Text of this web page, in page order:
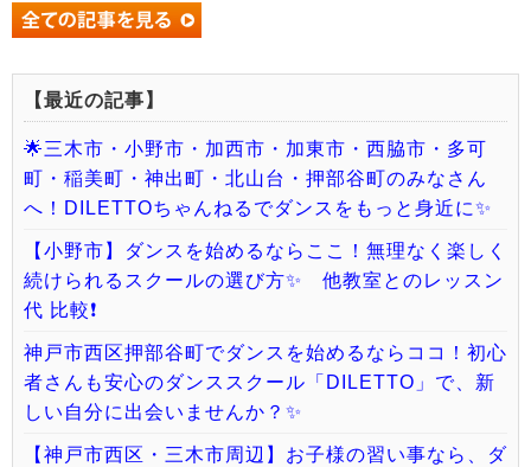
【最近の記事】
🌟三木市・小野市・加西市・加東市・西脇市・多可
町・稲美町・神出町・北山台・押部谷町のみなさん
へ！DILETTOちゃんねるでダンスをもっと身近に✨
【小野市】ダンスを始めるならここ！無理なく楽しく
続けられるスクールの選び方✨ 他教室とのレッスン
代 比較❗️
神戸市西区押部谷町でダンスを始めるならココ！初心
者さんも安心のダンススクール「DILETTO」で、新
しい自分に出会いませんか？✨
【神戸市西区・三木市周辺】お子様の習い事なら、ダ